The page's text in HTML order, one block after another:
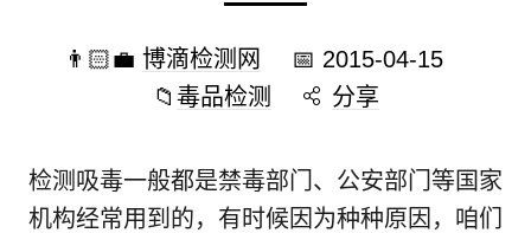
👨🏻‍💼 博滴检测网 📅 2015-04-15
📁 毒品检测 分享
检测吸毒一般都是禁毒部门、公安部门等国家
机构经常用到的，有时候因为种种原因，咱们